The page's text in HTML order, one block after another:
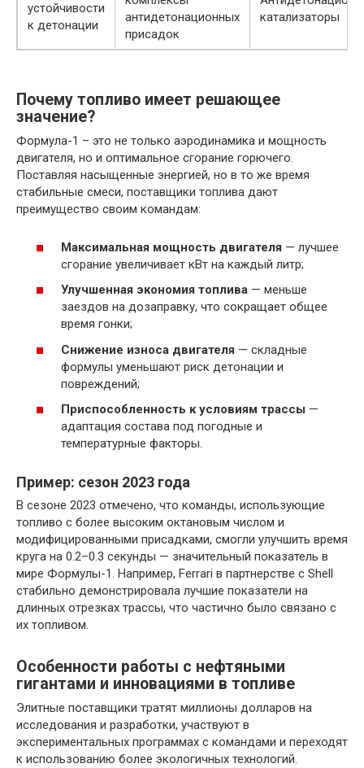
устойчивости
к детонации
антидетонационных
присадок
катализаторы
Почему топливо имеет решающее
значение?
Формула-1 – это не только аэродинамика и мощность
двигателя, но и оптимальное сгорание горючего.
Поставляя насыщенные энергией, но в то же время
стабильные смеси, поставщики топлива дают
преимущество своим командам:
Максимальная мощность двигателя — лучшее
сгорание увеличивает кВт на каждый литр;
Улучшенная экономия топлива — меньше
заездов на дозаправку, что сокращает общее
время гонки;
Снижение износа двигателя — складные
формулы уменьшают риск детонации и
повреждений;
Приспособленность к условиям трассы —
адаптация состава под погодные и
температурные факторы.
Пример: сезон 2023 года
В сезоне 2023 отмечено, что команды, использующие
топливо с более высоким октановым числом и
модифицированными присадками, смогли улучшить время
круга на 0.2–0.3 секунды — значительный показатель в
мире Формулы-1. Например, Ferrari в партнерстве с Shell
стабильно демонстрировала лучшие показатели на
длинных отрезках трассы, что частично было связано с
их топливом.
Особенности работы с нефтяными
гигантами и инновациями в топливе
Элитные поставщики тратят миллионы долларов на
исследования и разработки, участвуют в
экспериментальных программах с командами и переходят
к использованию более экологичных технологий.